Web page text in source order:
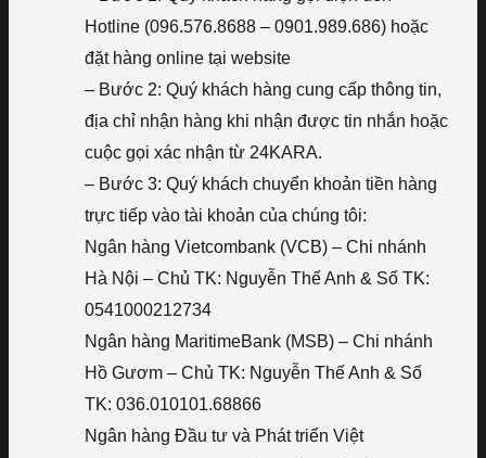
Hotline (096.576.8688 – 0901.989.686) hoặc
đặt hàng online tại website
– Bước 2: Quý khách hàng cung cấp thông tin,
địa chỉ nhận hàng khi nhận được tin nhắn hoặc
cuộc gọi xác nhận từ 24KARA.
– Bước 3: Quý khách chuyển khoản tiền hàng
trực tiếp vào tài khoản của chúng tôi:
Ngân hàng Vietcombank (VCB) – Chi nhánh
Hà Nội – Chủ TK: Nguyễn Thế Anh & Số TK:
0541000212734
Ngân hàng MaritimeBank (MSB) – Chi nhánh
Hồ Gươm – Chủ TK: Nguyễn Thế Anh & Số
TK: 036.010101.68866
Ngân hàng Đầu tư và Phát triển Việt